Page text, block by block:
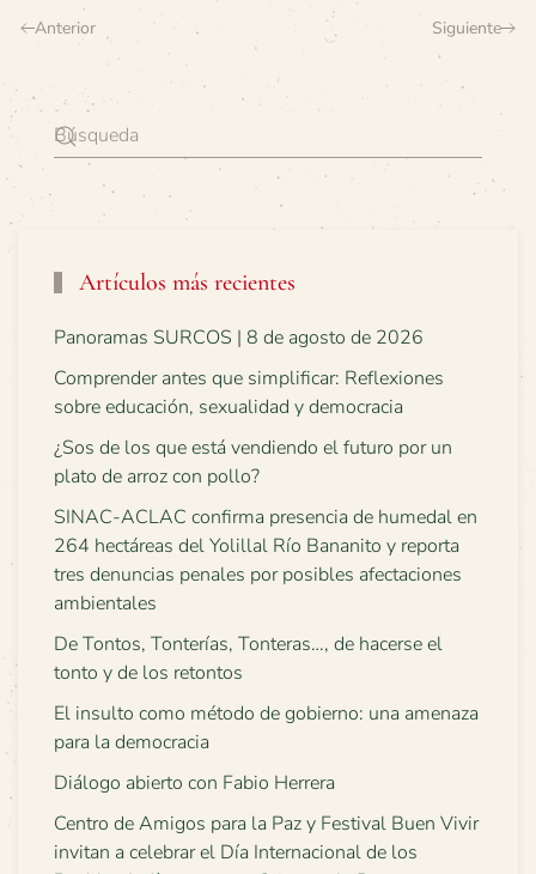
Anterior Siguiente
Artículos más recientes
Panoramas SURCOS | 8 de agosto de 2026
Comprender antes que simplificar: Reflexiones
sobre educación, sexualidad y democracia
¿Sos de los que está vendiendo el futuro por un
plato de arroz con pollo?
SINAC-ACLAC confirma presencia de humedal en
264 hectáreas del Yolillal Río Bananito y reporta
tres denuncias penales por posibles afectaciones
ambientales
De Tontos, Tonterías, Tonteras…, de hacerse el
tonto y de los retontos
El insulto como método de gobierno: una amenaza
para la democracia
Diálogo abierto con Fabio Herrera
Centro de Amigos para la Paz y Festival Buen Vivir
invitan a celebrar el Día Internacional de los